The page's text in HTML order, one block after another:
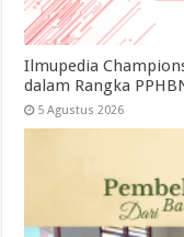
Ilmupedia
dalam Rangka
5 Agustus 2026